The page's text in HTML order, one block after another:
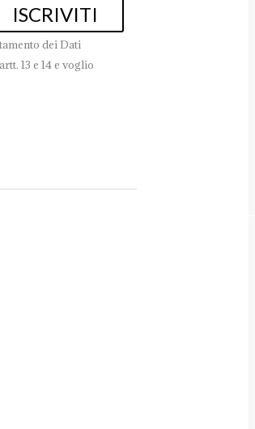
dei Dati
13 e 14 e voglio